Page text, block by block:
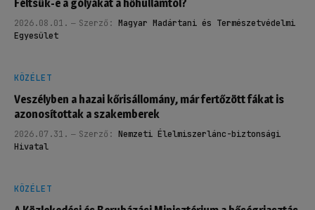
Féltsük-e a gólyákat a hőhullámtól?
2026.08.01. Szerző: Magyar Madártani és Természetvédelmi
Egyesület
KÖZÉLET
Veszélyben a hazai kőrisállomány, már fertőzött fákat is
azonosítottak a szakemberek
2026.07.31. Szerző: Nemzeti Élelmiszerlánc-biztonsági
Hivatal
KÖZÉLET